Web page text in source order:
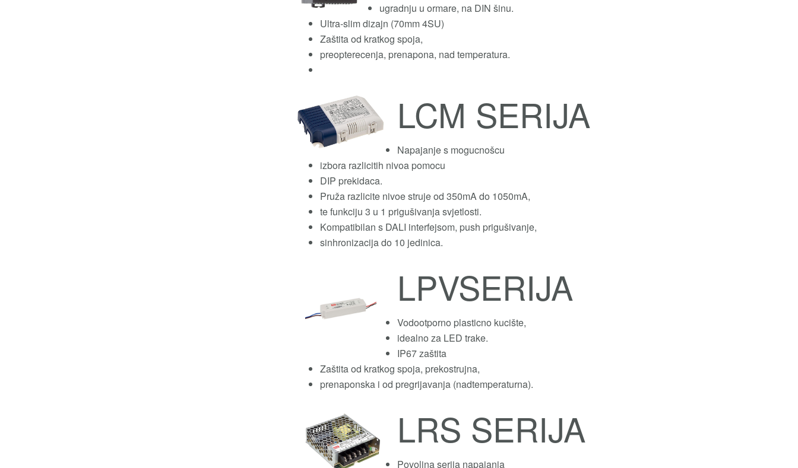
ugradnju u ormare, na DIN šinu.
Ultra-slim dizajn (70mm 4SU)
Zaštita od kratkog spoja,
preopterecenja, prenapona, nad temperatura.
LCM SERIJA
Napajanje s mogucnošcu
izbora razlicitih nivoa pomocu
DIP prekidaca.
Pruža razlicite nivoe struje od 350mA do 1050mA,
te funkciju 3 u 1 prigušivanja svjetlosti.
Kompatibilan s DALI interfejsom, push prigušivanje,
sinhronizacija do 10 jedinica.
LPVSERIJA
Vodootporno plasticno kucište,
idealno za LED trake.
IP67 zaštita
Zaštita od kratkog spoja, prekostrujna,
prenaponska i od pregrijavanja (nadtemperaturna).
LRS SERIJA
Povoljna serija napajanja